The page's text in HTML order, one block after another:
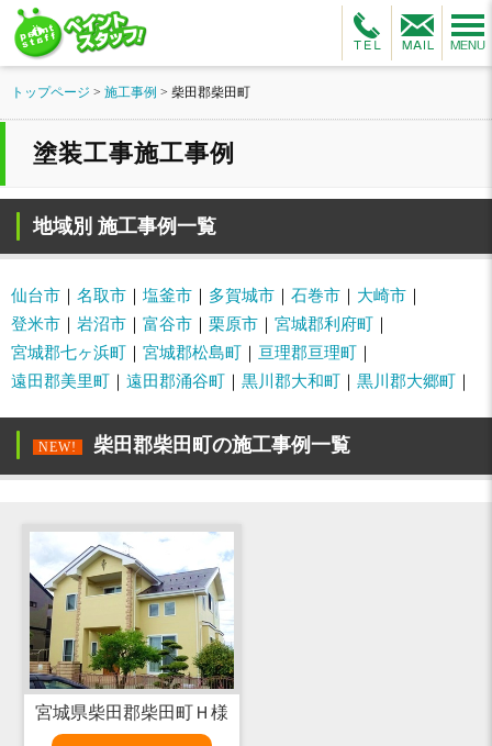
トップページ > 施工事例 > 柴田郡柴田町
塗装工事施工事例
地域別 施工事例一覧
仙台市 名取市 塩釜市 多賀城市 石巻市
大崎市
登米市
岩沼市 富谷市 栗原市
宮城郡利府町
宮城郡七ヶ浜町
宮城郡松島町
亘理郡亘理町
遠田郡美里町
遠田郡涌谷町 黒川郡大和町 黒川郡大郷町
NEW! 柴田郡柴田町の施工事例一覧
宮城県柴田郡柴田町Ｈ様